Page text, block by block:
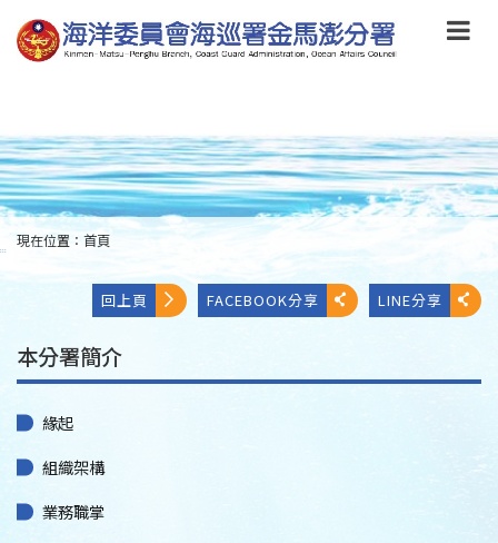
到
主
要
to
main
content
:::
現在位置： 首頁
回上頁 FACEBOOK分享 LINE分享
本分署簡介
緣起
組織架構
業務職掌